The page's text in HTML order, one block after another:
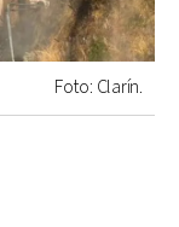
Foto: Clarín.